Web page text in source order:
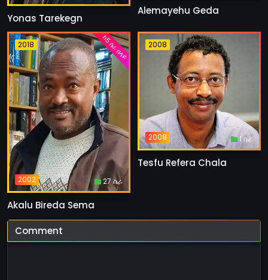
Yonas Tarekegn
Alemayehu Geda
2018
2002 27 ስራ
ከ5 ስራ በላይ
Akalu Bireda Sema
2008
2008 1 ስራ
Tesfu Refera Chala
Comment